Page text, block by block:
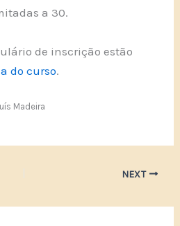
a 30.
de inscrição estão
do curso.
Madeira
NEXT